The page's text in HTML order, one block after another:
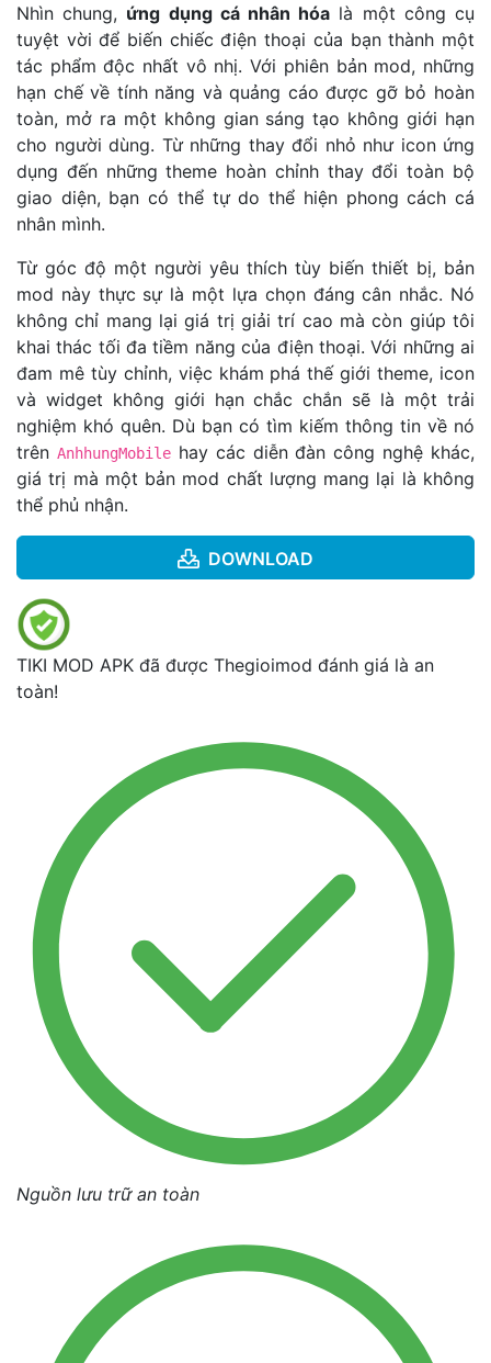
Nhìn chung, ứng dụng cá nhân hóa là một công cụ
tuyệt vời để biến chiếc điện thoại của bạn thành một
tác phẩm độc nhất vô nhị. Với phiên bản mod, những
hạn chế về tính năng và quảng cáo được gỡ bỏ hoàn
toàn, mở ra một không gian sáng tạo không giới hạn
cho người dùng. Từ những thay đổi nhỏ như icon ứng
dụng đến những theme hoàn chỉnh thay đổi toàn bộ
giao diện, bạn có thể tự do thể hiện phong cách cá
nhân mình.
Từ góc độ một người yêu thích tùy biến thiết bị, bản
mod này thực sự là một lựa chọn đáng cân nhắc. Nó
không chỉ mang lại giá trị giải trí cao mà còn giúp tôi
khai thác tối đa tiềm năng của điện thoại. Với những ai
đam mê tùy chỉnh, việc khám phá thế giới theme, icon
và widget không giới hạn chắc chắn sẽ là một trải
nghiệm khó quên. Dù bạn có tìm kiếm thông tin về nó
trên AnhhungMobilehay các diễn đàn công nghệ khác,
giá trị mà một bản mod chất lượng mang lại là không
thể phủ nhận.
DOWNLOAD
TIKI MOD APK đã được Thegioimod đánh giá là an
toàn!
Nguồn lưu trữ an toàn